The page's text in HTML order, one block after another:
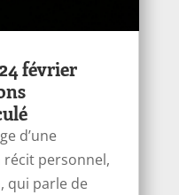
février
d’une
récit personnel,
qui parle de